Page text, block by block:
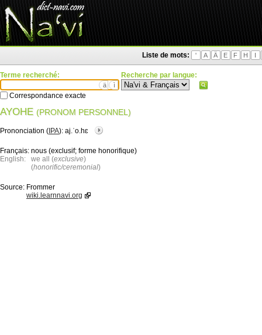
Liste de mots: ' A Ä E F H I
Terme recherché:
ä ì
Correspondance exacte
Recherche par langue:
AYOHE (PRONOM PERSONNEL)
Prononciation ( IPA): aj.ˈo.hɛ
Français: nous (exclusif; forme honorifique)
English:
we all (exclusive)
(honorific/ceremonial)
Source: Frommer
wiki.learnnavi.org